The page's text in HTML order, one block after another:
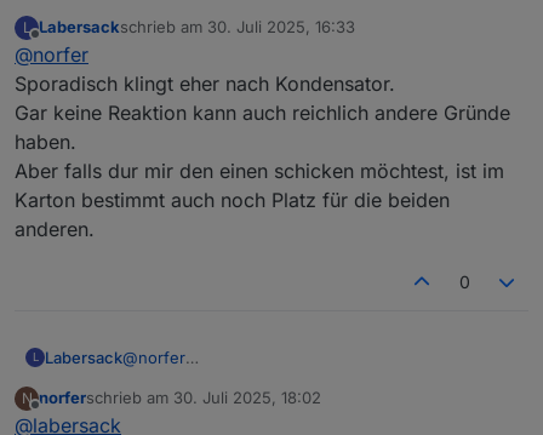
wegen Schnaps- daher erst jetzt meine Antwort:
1mal funktioniert er sporadisch.
L
Offline
Labersackschrieb am 30. Juli 2025, 16:33
zuletzt editiert von
@norfer
Sporadisch klingt eher nach Kondensator.
Gar keine Reaktion kann auch reichlich andere Gründe
haben.
Aber falls dur mir den einen schicken möchtest, ist im
Karton bestimmt auch noch Platz für die beiden
anderen.
0
L Labersack@norfer
Gar keine Reaktion kann auch reichlich andere
N
Offline
norferschrieb am 30. Juli 2025, 18:02
zuletzt editiert von
@labersack